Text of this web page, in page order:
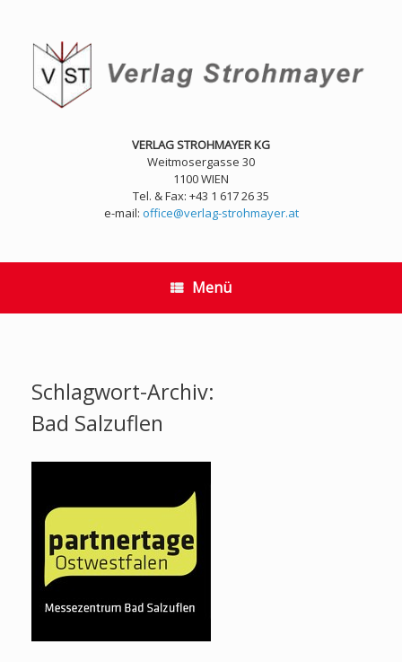
springen
VERLAG STROHMAYER KG
Weitmosergasse 30
1100 WIEN
Tel. & Fax: +43 1 617 26 35
e-mail: office@verlag-strohmayer.at
Menü
Schlagwort-Archiv:
Bad Salzuflen